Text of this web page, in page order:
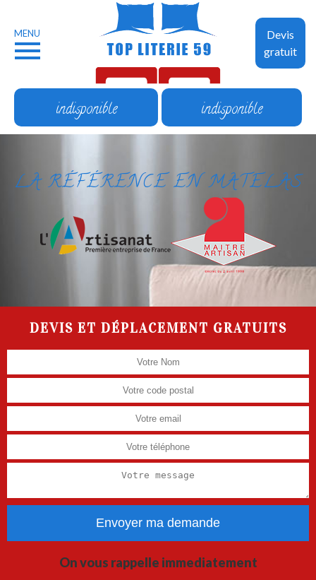
Devis
gratuit
MENU
indisponible indisponible
LA RÉFÉRENCE EN MATELAS
DEVIS ET DÉPLACEMENT GRATUITS
On vous rappelle immediatement